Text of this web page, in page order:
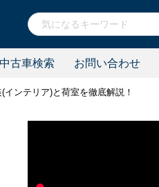
中古車検索 お問い合わせ
ンテリア)と荷室を徹底解説！